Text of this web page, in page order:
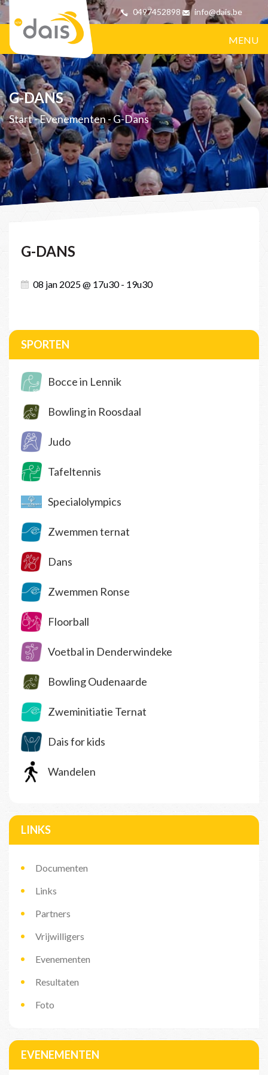
0497452898 info@dais.be
MENU
G-DANS
Start-Evenementen-G-Dans
G-DANS
08 jan 2025 @ 17u30 - 19u30
SPORTEN
Bocce in Lennik
Bowling in Roosdaal
Judo
Tafeltennis
Specialolympics
Zwemmen ternat
Dans
Zwemmen Ronse
Floorball
Voetbal in Denderwindeke
Bowling Oudenaarde
Zweminitiatie Ternat
Dais for kids
Wandelen
LINKS
Documenten
Links
Partners
Vrijwilligers
Evenementen
Resultaten
Foto
EVENEMENTEN